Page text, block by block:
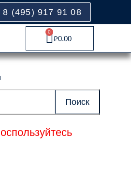
8 (495) 917 91 08
₽0.00
0
Cart
Поиск